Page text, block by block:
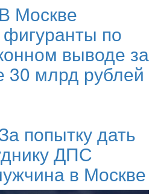
В Москве
по
выводе за
30 млрд рублей
попытку дать
ДПС
в Москве